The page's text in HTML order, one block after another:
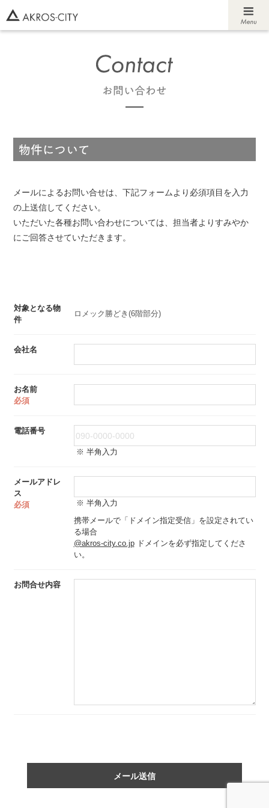
メールによるお問い合せは、下記フォームより必須項目を入力
の上送信してください。
いただいた各種お問い合わせについては、担当者よりすみやか
にご回答させていただきます。
対象となる物
件
ロメック勝どき(6階部分)
会社名
お名前
必須
電話番号
※ 半角入力
メールアドレ
ス
必須
※ 半角入力
携帯メールで「ドメイン指定受信」を設定されてい
る場合
@akros-city.co.jpドメインを必ず指定してくださ
い。
お問合せ内容